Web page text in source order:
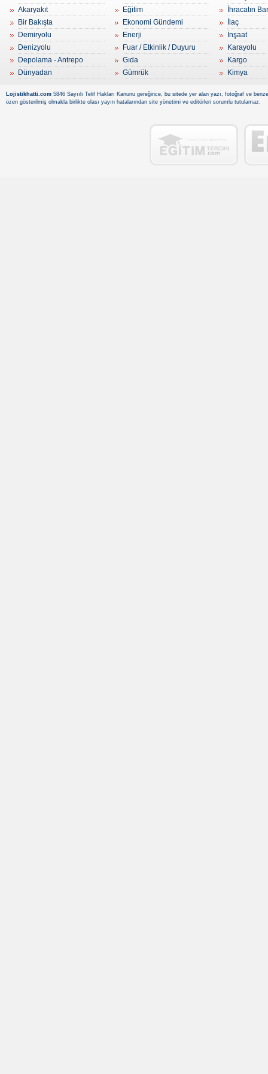
Akaryakıt
Bir Bakışta
Demiryolu
Denizyolu
Depolama - Antrepo
Dünyadan
Eğitim
Ekonomi Gündemi
Enerji
Fuar / Etkinlik / Duyuru
Gıda
Gümrük
İhracatın
İlaç
İnşaat
Karayolu
Kargo
Kimya
Lojistikhatti.com 5846 Sayıılı Telif Hakları Kanunu gereğince, bu sitede yer alan yazı, fotoğraf ve
özen gösterilmiş olmakla birlikte olası yayın hatalarından site yönetimi ve editörleri sorumlu tutulamaz.